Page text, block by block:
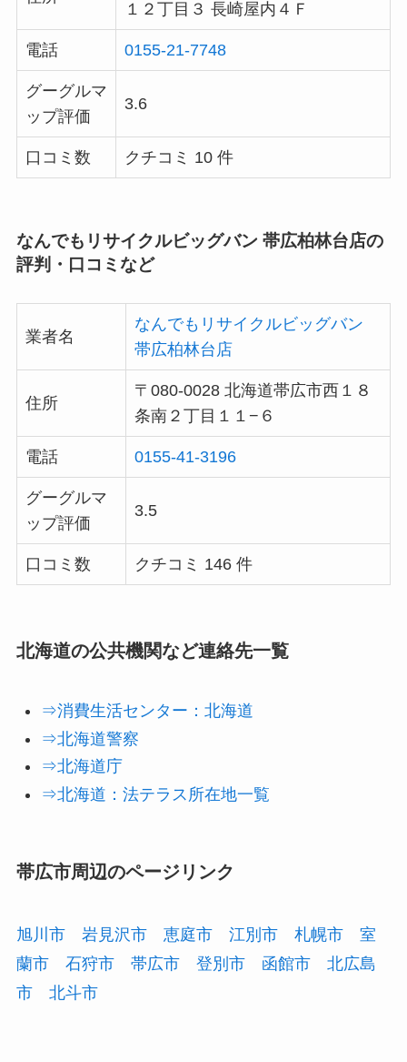
１２丁目３ 長崎屋内４Ｆ
電話 0155-21-7748
グーグルマ
ップ評価
3.6
口コミ数 クチコミ 10 件
なんでもリサイクルビッグバン 帯広柏林台店の
評判・口コミなど
業者名
なんでもリサイクルビッグバン
帯広柏林台店
住所
〒080-0028 北海道帯広市西１８
条南２丁目１１−６
電話 0155-41-3196
グーグルマ
ップ評価
3.5
口コミ数 クチコミ 146 件
北海道の公共機関など連絡先一覧
⇒消費生活センター：北海道
⇒北海道警察
⇒北海道庁
⇒北海道：法テラス所在地一覧
帯広市周辺のページリンク
旭川市 岩見沢市 恵庭市 江別市 札幌市
室
蘭市
石狩市 帯広市 登別市 函館市
北広島
市
北斗市